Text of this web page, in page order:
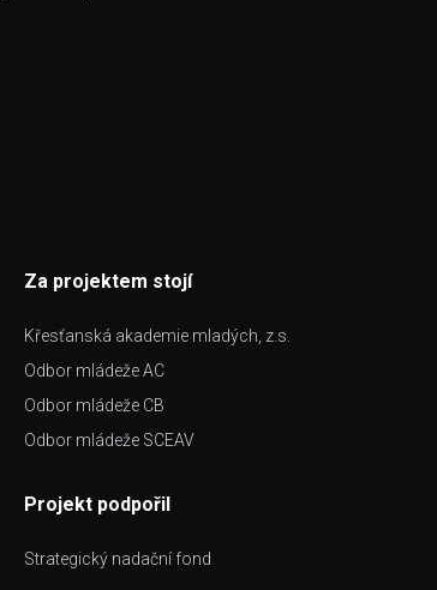
Za projektem stojí
Křesťanská akademie mladých, z.s.
Odbor mládeže AC
Odbor mládeže CB
Odbor mládeže SCEAV
Projekt podpořil
Strategický nadační fond